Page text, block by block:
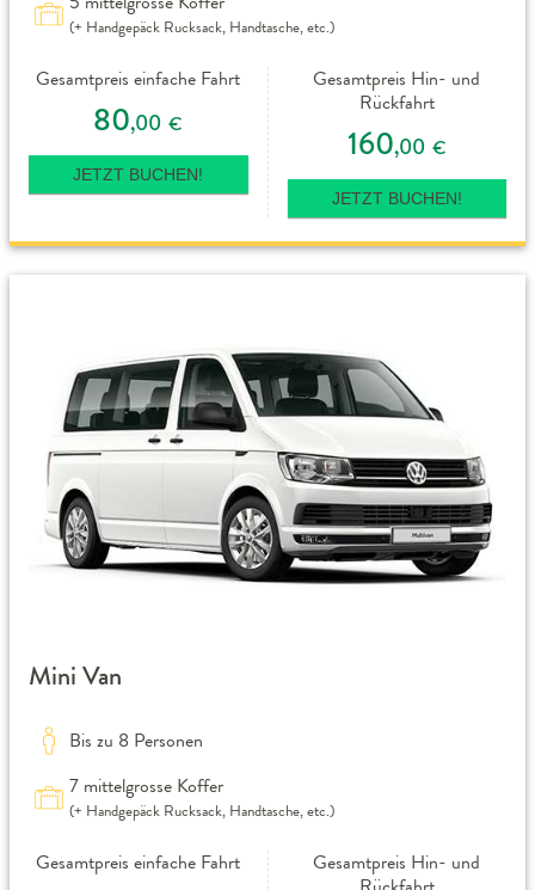
(+ Handgepäck Rucksack, Handtasche, etc.)
Gesamtpreis einfache Fahrt
80,00 €
JETZT BUCHEN!
Gesamtpreis Hin- und
Rückfahrt
160,00 €
JETZT BUCHEN!
Mini Van
Bis zu 8 Personen
7 mittelgrosse Koffer
(+ Handgepäck Rucksack, Handtasche, etc.)
Gesamtpreis einfache Fahrt
Gesamtpreis Hin- und